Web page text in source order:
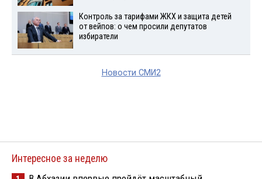
Контроль за тарифами ЖКХ и защита детей
от вейпов: о чем просили депутатов
избиратели
Новости СМИ2
Интересное за неделю